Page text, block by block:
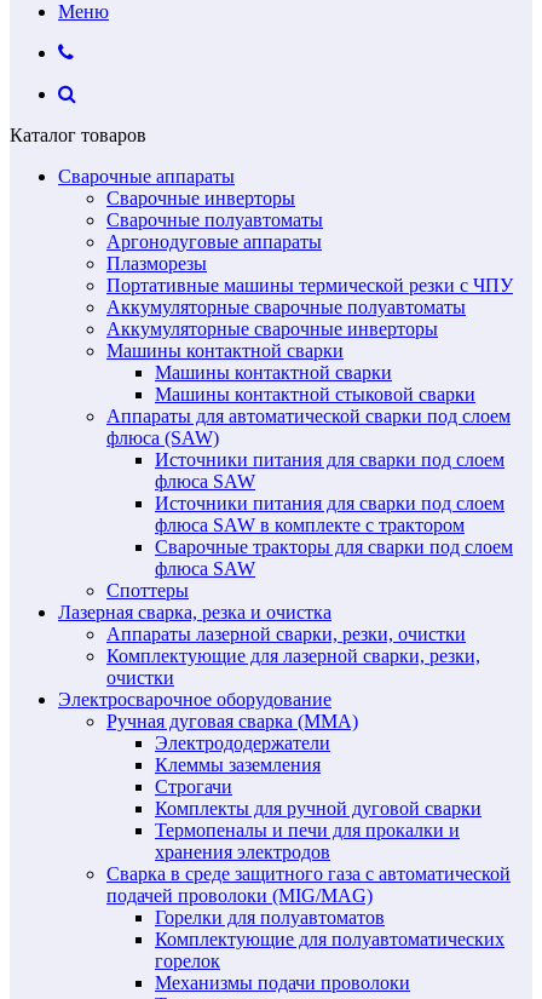
Меню
Каталог товаров
Сварочные аппараты
Сварочные инверторы
Сварочные полуавтоматы
Аргонодуговые аппараты
Плазморезы
Портативные машины термической резки с ЧПУ
Аккумуляторные сварочные полуавтоматы
Аккумуляторные сварочные инверторы
Машины контактной сварки
Машины контактной сварки
Машины контактной стыковой сварки
Аппараты для автоматической сварки под слоем
флюса (SAW)
Источники питания для сварки под слоем
флюса SAW
Источники питания для сварки под слоем
флюса SAW в комплекте с трактором
Сварочные тракторы для сварки под слоем
флюса SAW
Споттеры
Лазерная сварка, резка и очистка
Аппараты лазерной сварки, резки, очистки
Комплектующие для лазерной сварки, резки,
очистки
Электросварочное оборудование
Ручная дуговая сварка (MMA)
Электрододержатели
Клеммы заземления
Строгачи
Комплекты для ручной дуговой сварки
Термопеналы и печи для прокалки и
хранения электродов
Сварка в среде защитного газа с автоматической
подачей проволоки (MIG/MAG)
Горелки для полуавтоматов
Комплектующие для полуавтоматических
горелок
Механизмы подачи проволоки